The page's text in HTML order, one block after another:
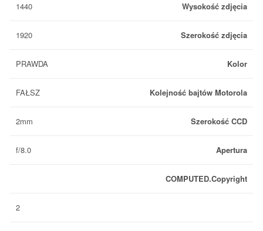
Wysokość zdjęcia
1440
Szerokość zdjęcia
1920
Kolor
PRAWDA
Kolejność bajtów Motorola
FAŁSZ
Szerokość CCD
2mm
Apertura
f/8.0
COMPUTED.Copyright
2